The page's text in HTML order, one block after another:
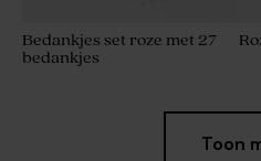
Bedankjes set roze met 27
bedankjes
Toon